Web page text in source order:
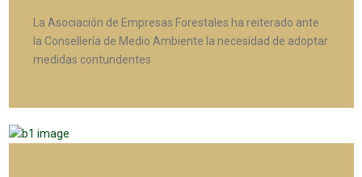
La Asociación de Empresas Forestales ha reiterado ante
la Consellería de Medio Ambiente la necesidad de adoptar
medidas contundentes